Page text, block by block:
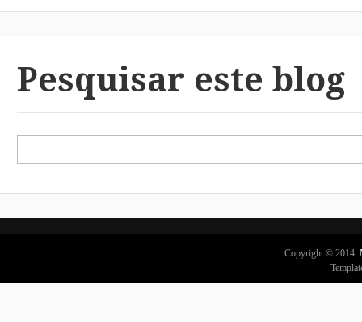
Pesquisar este blog
Copyright © 2014.